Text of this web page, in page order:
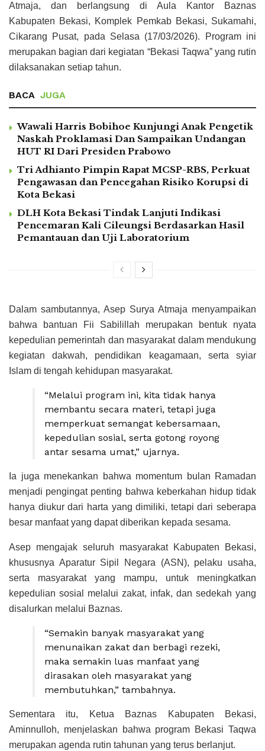
Atmaja, dan berlangsung di Aula Kantor Baznas
Kabupaten Bekasi, Komplek Pemkab Bekasi, Sukamahi,
Cikarang Pusat, pada Selasa (17/03/2026). Program ini
merupakan bagian dari kegiatan “Bekasi Taqwa” yang rutin
dilaksanakan setiap tahun.
BACA JUGA
Wawali Harris Bobihoe Kunjungi Anak Pengetik
Naskah Proklamasi Dan Sampaikan Undangan
HUT RI Dari Presiden Prabowo
Tri Adhianto Pimpin Rapat MCSP-RBS, Perkuat
Pengawasan dan Pencegahan Risiko Korupsi di
Kota Bekasi
DLH Kota Bekasi Tindak Lanjuti Indikasi
Pencemaran Kali Cileungsi Berdasarkan Hasil
Pemantauan dan Uji Laboratorium
Dalam sambutannya, Asep Surya Atmaja menyampaikan
bahwa bantuan Fii Sabilillah merupakan bentuk nyata
kepedulian pemerintah dan masyarakat dalam mendukung
kegiatan dakwah, pendidikan keagamaan, serta syiar
Islam di tengah kehidupan masyarakat.
“Melalui program ini, kita tidak hanya
membantu secara materi, tetapi juga
memperkuat semangat kebersamaan,
kepedulian sosial, serta gotong royong
antar sesama umat,” ujarnya.
Ia juga menekankan bahwa momentum bulan Ramadan
menjadi pengingat penting bahwa keberkahan hidup tidak
hanya diukur dari harta yang dimiliki, tetapi dari seberapa
besar manfaat yang dapat diberikan kepada sesama.
Asep mengajak seluruh masyarakat Kabupaten Bekasi,
khususnya Aparatur Sipil Negara (ASN), pelaku usaha,
serta masyarakat yang mampu, untuk meningkatkan
kepedulian sosial melalui zakat, infak, dan sedekah yang
disalurkan melalui Baznas.
“Semakin banyak masyarakat yang
menunaikan zakat dan berbagi rezeki,
maka semakin luas manfaat yang
dirasakan oleh masyarakat yang
membutuhkan,” tambahnya.
Sementara itu, Ketua Baznas Kabupaten Bekasi,
Aminnulloh, menjelaskan bahwa program Bekasi Taqwa
merupakan agenda rutin tahunan yang terus berlanjut.